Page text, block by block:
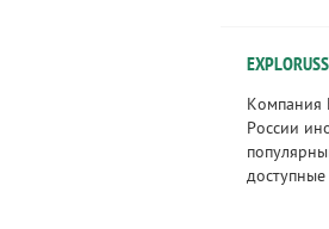
Компания
России